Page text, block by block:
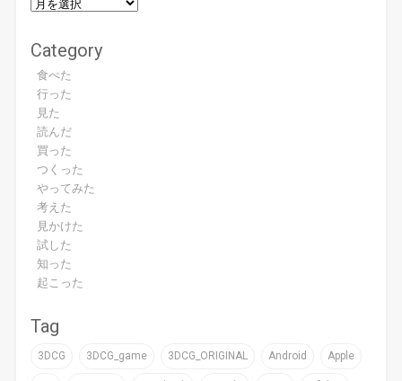
Category
食べた
行った
見た
読んだ
買った
つくった
やってみた
考えた
見かけた
試した
知った
起こった
Tag
3DCG 3DCG_game 3DCG_ORIGINAL Android Apple